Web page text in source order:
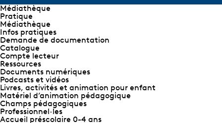
Médiathèque
Pratique
Médiathèque
Infos pratiques
Demande de documentation
Catalogue
Compte lecteur
Ressources
Documents numériques
Podcasts et vidéos
Livres, activités et animation pour enfant
Matériel d’animation pédagogique
Champs pédagogiques
Professionnel∙les
Accueil préscolaire 0-4 ans